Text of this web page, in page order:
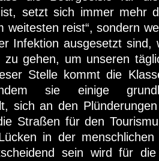
setzt sich immer mehr
weitesten reist“, sondern
Infektion ausgesetzt sind,
gehen, um unseren
Stelle kommt die
sie einige
sich an den
Straßen für den
in der
sein wird für